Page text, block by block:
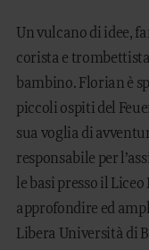
Un vulcano di idee,
corista e
bambino. Florian è
piccoli ospiti del
sua voglia di
responsabile per
le basi presso il
approfondire ed
Libera Università di